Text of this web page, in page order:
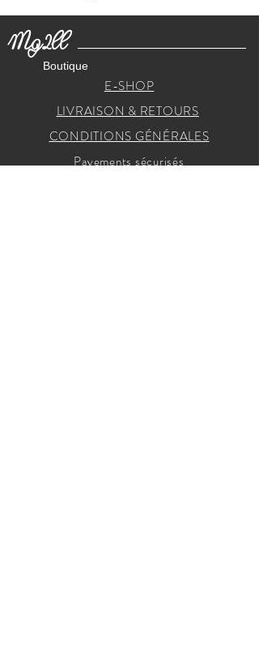
Mg2ll
Boutique
E-SHOP
LIVRAISON & RETOURS
CONDITIONS GÉNÉRALES
Payements sécurisés